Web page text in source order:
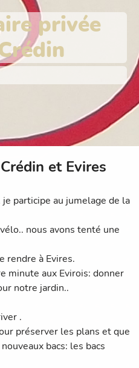
privée
et Evires
participe au jumelage de la
nous avons tenté une
rendre à Evires.
minute aux Evirois: donner
notre jardin..
.
préserver les plans et que
bacs: les bacs